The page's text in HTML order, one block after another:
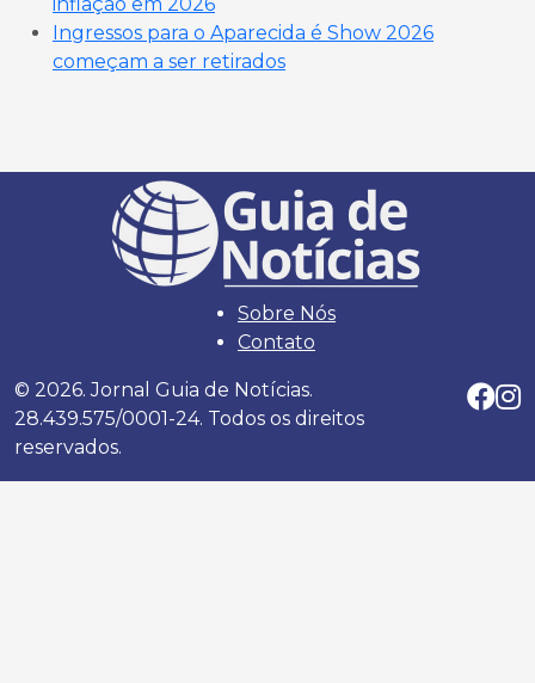
Ingressos para o Aparecida é Show 2026
começam a ser retirados
Sobre Nós
Contato
© 2026. Jornal Guia de Notícias.
28.439.575/0001-24. Todos os direitos
reservados.